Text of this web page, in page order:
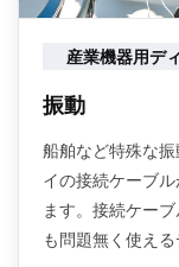
産業機器用デ
振動
船舶など特殊な
イの接続ケーブ
ます。接続ケー
も問題無く使える